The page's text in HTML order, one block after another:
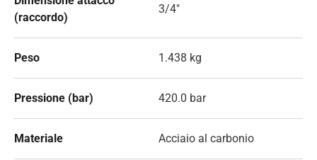
(raccordo)
3/4"
Peso 1.438 kg
Pressione (bar) 420.0 bar
Materiale Acciaio al carbonio